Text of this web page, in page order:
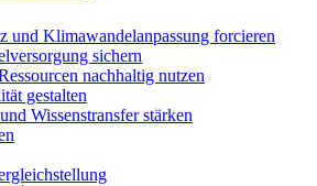
und Klimawandelanpassung forcieren
sichern
nachhaltig nutzen
gestalten
Wissenstransfer stärken